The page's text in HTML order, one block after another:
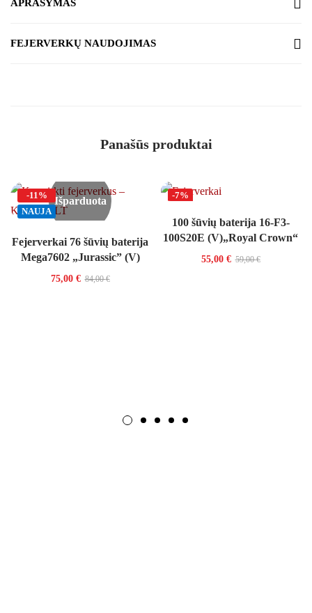
APRAŠYMAS
FEJERVERKŲ NAUDOJIMAS
Panašūs produktai
-11%
NAUJA
Išparduota
Fejerverkai 76 šūvių baterija
Mega7602 „Jurassic” (V)
75,00 € 84,00€
-7%
100 šūvių baterija 16-F3-
100S20E (V)„Royal Crown“
55,00 € 59,00€